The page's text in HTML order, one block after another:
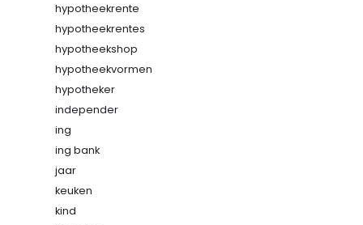
hypotheekrente
hypotheekrentes
hypotheekshop
hypotheekvormen
hypotheker
independer
ing
ing bank
jaar
keuken
kind